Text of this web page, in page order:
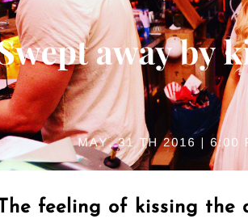
The feeling of kissing